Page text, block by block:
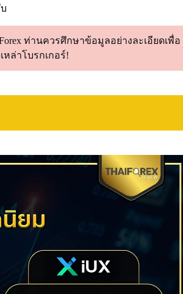
ท่านควรศึกษาข้อมูลอย่างละเอียดเพื่อ
หล่าโบรกเกอร์!